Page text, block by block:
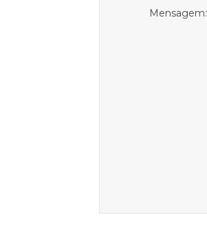
Mensagem: